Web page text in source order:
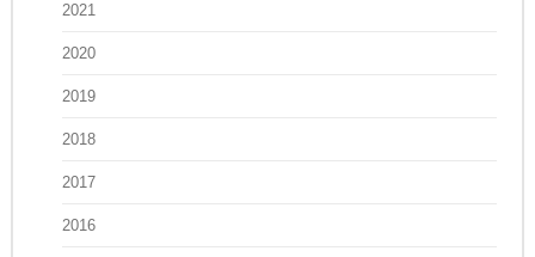
2021
2020
2019
2018
2017
2016